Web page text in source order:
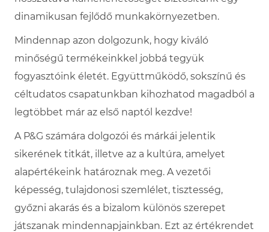
dinamikusan fejlődő munkakörnyezetben.
Mindennap azon dolgozunk, hogy kiváló
minőségű termékeinkkel jobbá tegyük
fogyasztóink életét. Együttműködő, sokszínű és
céltudatos csapatunkban kihozhatod magadból a
legtöbbet már az első naptól kezdve!
A P&G számára dolgozói és márkái jelentik
sikerének titkát, illetve az a kultúra, amelyet
alapértékeink határoznak meg. A vezetői
képesség, tulajdonosi szemlélet, tisztesség,
győzni akarás és a bizalom különös szerepet
játszanak mindennapjainkban. Ezt az értékrendet